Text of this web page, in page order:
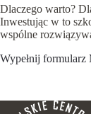
Dlaczego warto?
Inwestując w to
wspólne
Wypełnij formularz